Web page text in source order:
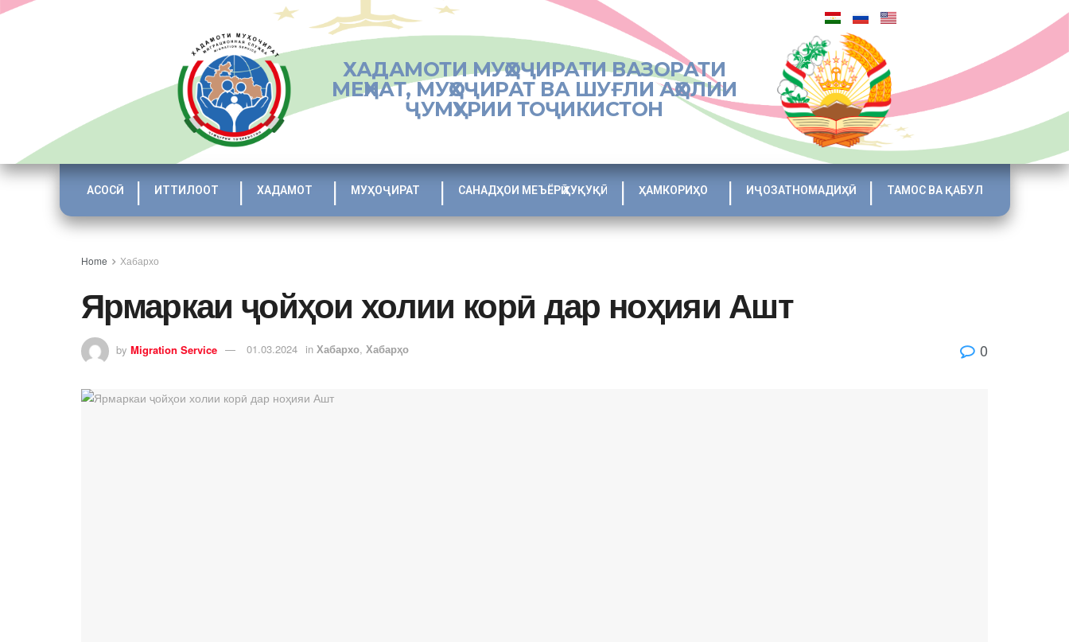
ХАДАМОТИ МУҲОҶИРАТИ ВАЗОРАТИ
МЕҲНАТ, МУҲОҶИРАТ ВА ШУҒЛИ АҲОЛИИ
ҶУМҲУРИИ ТОҶИКИСТОН
АСОСӢ ИТТИЛООТ ХАДАМОТ МУҲОҶИРАТ САНАДҲОИ МЕЪЁРӢ ҲУҚУҚӢ ҲАМКОРИҲО ИҶОЗАТНОМАДИҲӢ ТАМОС ВА ҚАБУЛ
Home Хабархо
Ярмаркаи ҷойҳои холии корӣ дар ноҳияи Ашт
by Migration Service 01.03.2024 in Хабархо, Хабарҳо 0